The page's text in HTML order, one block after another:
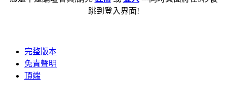
跳到登入界面!
完整版本
免責聲明
頂端